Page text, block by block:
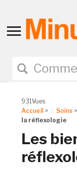
Toggle
navigation
931Vues
Accueil > Soins >
la réflexologie
Les